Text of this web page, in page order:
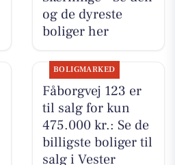
og de dyreste
boliger her
BOLIGMARKED
Fåborgvej 123 er
til salg for kun
475.000 kr.: Se de
billigste boliger til
salg i Vester